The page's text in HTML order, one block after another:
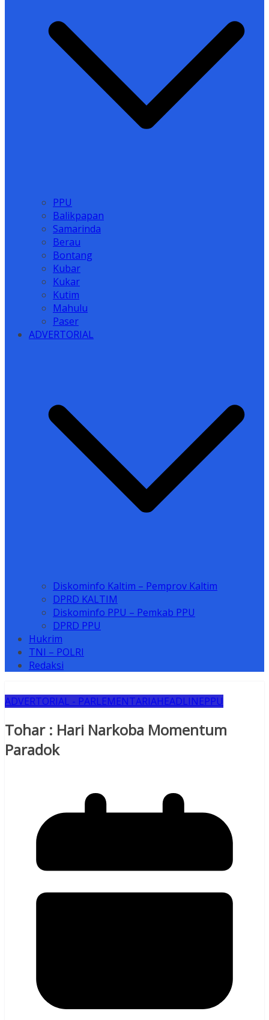
PPU
Balikpapan
Samarinda
Berau
Bontang
Kubar
Kukar
Kutim
Mahulu
Paser
ADVERTORIAL
Diskominfo Kaltim – Pemprov Kaltim
DPRD KALTIM
Diskominfo PPU – Pemkab PPU
DPRD PPU
Hukrim
TNI – POLRI
Redaksi
ADVERTORIAL - PARLEMENTARIAHEADLINEPPU
Tohar : Hari Narkoba Momentum
Paradok